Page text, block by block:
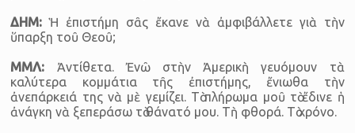
ΔΗΜ:Ἡ ἐπιστήμη σᾶς ἔκανε νὰ ἀμφιβάλλετε γιὰ τὴν
ὕπαρξη τοῦ Θεοῦ;
ΜΜΛ: Ἀντίθετα. Ἐνῶ στὴν Ἀμερικὴ γευόμουν τὰ
καλύτερα κομμάτια τῆς ἐπιστήμης, ἔνιωθα τὴν
ἀνεπάρκειά της νὰ μὲ γεμίζει. Τὸ πλήρωμα μοῦ τὸ ἔδινε ἡ
ἀνάγκη νὰ ξεπεράσω τὸ θάνατό μου. Τὴ φθορά. Τὸ χρόνο.